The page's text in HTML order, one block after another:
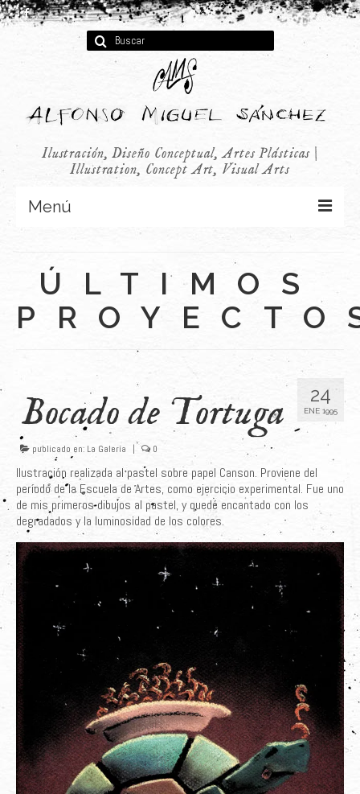
Buscar
por:
Ilustración, Diseño Conceptual, Artes Plásticas |
Illustration, Concept Art, Visual Arts
Menú
Infantil
Audiovisual
Últimos Proyectos
Sobre el Autor
Clientes
Adquiere su Obra
ÚLTIMOS
24
ENE 1995
Bocado de Tortuga
publicado en: La Galería | 0
Ilustración realizada al pastel sobre papel Canson. Proviene del
período de la Escuela de Artes, como ejercicio experimental. Fue uno
de mis primeros dibujos al pastel, y quedé encantado con los
degradados y la luminosidad de los colores.